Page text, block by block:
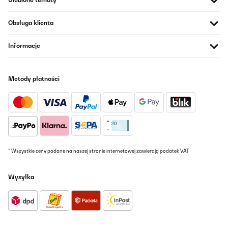
SPRAWDZONA OPINIA
SPRAWDZONA OPINIA
18/06/2023
Der Feuerkorb ist super schön und leicht zusammen zu bauen. Die
Verarbeitung ist spitzte und selbst nach dem Ersten Gebrauch
eine Bodenplatte mit mindestens 50cm Durchmesser
Amazon-Benutzer
Tłumacz
Obsługa klienta
Informacje
Metody płatności
* Wszystkie ceny podane na naszej stronie internetowej zawierają podatek VAT
Wysyłka